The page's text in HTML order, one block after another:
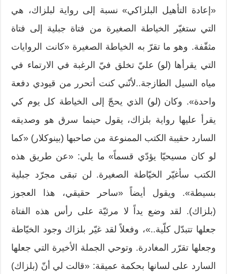
«إعادة التأهيل البلزاكي» نسبة إلى رواية لبلزاك، هي
التي ستغيّر الخياطة الصغيرة من فتاة جبلية إلى فتاة
مثقّفة. وهو ما تقرّ به الخياطة الصغيرة «كانت الروايات
التي يقرأها (لو) عليّ تخلق فيّ الرغبة في الارتماء في
مياه السيل الطازجة..لأنّني كنت أتحرر من قيودي دفعة
واحدة». وكان (لو) الذي يحجّ إلى الخياطة كل يوم كي
يقرأ عليها رواية بلزاك، يقول حينما سرق هو وصديقه
السارد حقيبة الكتب الممنوعة من صاحبها (بينوكلار) «كما
لو كان مسيحيّا يؤدّي قسماً» ما يلي: «عن طريق هذه
الكتب سأغيّر الخيّاطة الصغيرة. لن تبقى مجرّد جبلية
بسيطة». ويقول أيضاً «ساحر حقيقي، هذا العجوز
(بلزاك). لقد وضع يداً لا مرئيّة على رأس هذه الفتاة
جعلها تتبدّل كلّية..»، وفعلاً لقد غيّر بلزاك وجود الخيّاطة
وجعلها تقرّر المغادرة. وتوحي الجملة الأخيرة التي جعلها
السارد على لسانها بحكمة عميقة: «قالت لي أنّ (بلزاك)